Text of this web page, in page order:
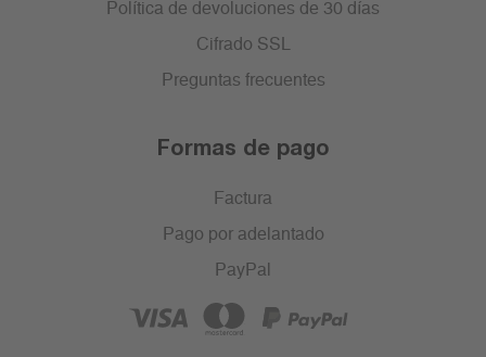
Política de devoluciones de 30 días
Cifrado SSL
Preguntas frecuentes
Formas de pago
Factura
Pago por adelantado
PayPal